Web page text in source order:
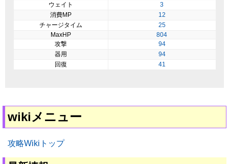
ウェイト
3
消費MP
12
チャージタイム
25
MaxHP
804
攻撃
94
器用
94
回復
41
wikiメニュー
攻略Wikiトップ